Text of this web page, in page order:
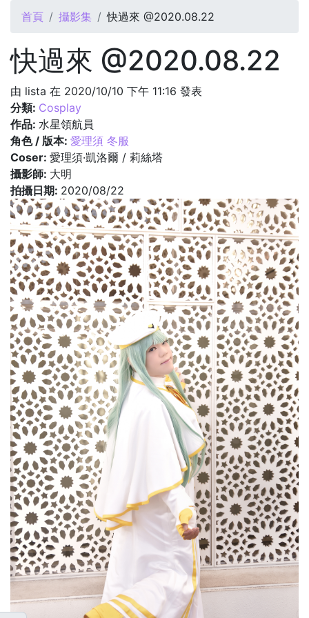
您在這裡
首頁 攝影集 快過來 @2020.08.22
快過來 @2020.08.22
由 lista 在 2020/10/10 下午 11:16 發表
分類: Cosplay
作品: 水星領航員
角色 / 版本: 愛理須 冬服
Coser: 愛理須·凱洛爾 / 莉絲塔
攝影師: 大明
拍攝日期: 2020/08/22